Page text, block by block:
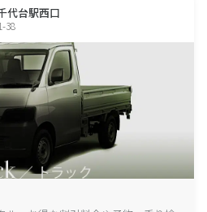
代台駅西口
38